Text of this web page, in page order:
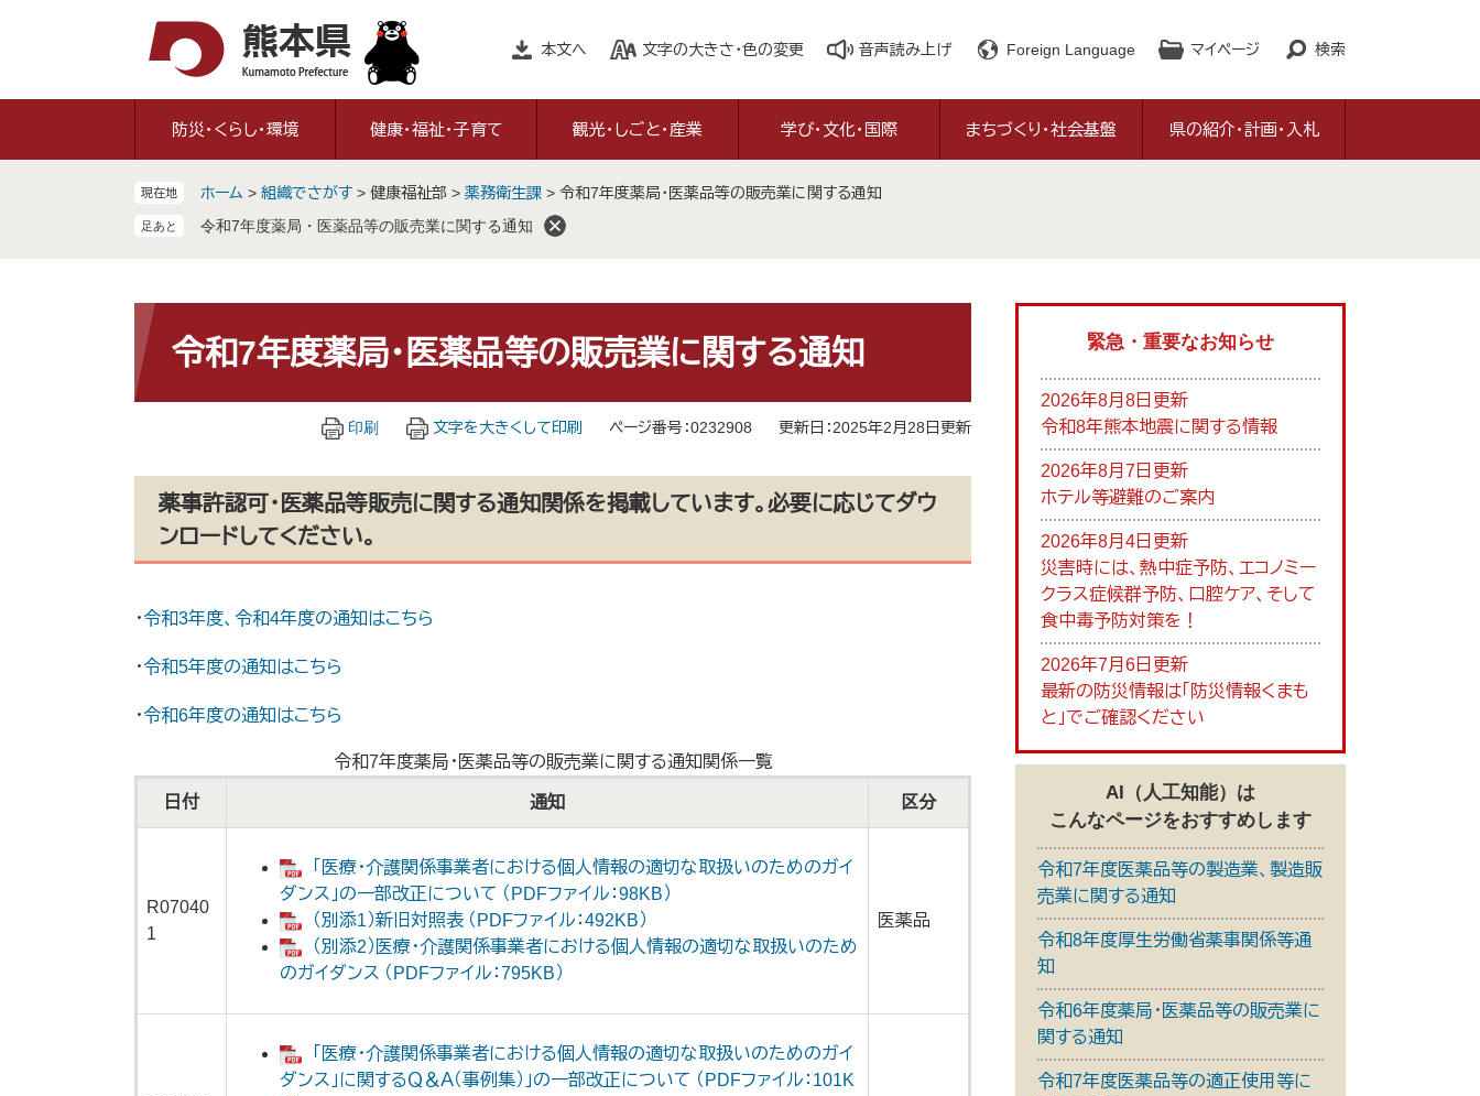
本文へ 文字の大きさ・色の変更 音声読み上げ Foreign Language マイページ 検索
防災・くらし・環境 健康・福祉・子育て 観光・しごと・産業 学び・文化・国際 まちづくり・社会基盤 県の紹介・計画・入札
現在地 ホーム > 組織でさがす > 健康福祉部 > 薬務衛生課 > 令和7年度薬局・医薬品等の販売業に関する通知
令和7年度薬局・医薬品等の販売業に関する通知
文
令和7年度薬局・医薬品等の販売業に関する通知
印刷 文字を大きくして印刷 ページ番号：0232908 更新日：2025年2月28日更新
薬事許認可・医薬品等販売に関する通知関係を掲載しています。必要に応じてダウ
ンロードしてください。
・令和3年度、令和4年度の通知はこちら
・令和5年度の通知はこちら
・令和6年度の通知はこちら
令和7年度薬局・医薬品等の販売業に関する通知関係一覧
日付 通知 区分
R07040
1
「医療・介護関係事業者における個人情報の適切な取扱いのためのガイ
ダンス」の一部改正について （PDFファイル：98KB）
（別添1）新旧対照表 （PDFファイル：492KB）
（別添2）医療・介護関係事業者における個人情報の適切な取扱いのため
のガイダンス （PDFファイル：795KB）
医薬品
「医療・介護関係事業者における個人情報の適切な取扱いのためのガイ
ダンス」に関するＱ＆Ａ（事例集）」の一部改正について （PDFファイル：101K
緊急・重要なお知らせ
2026年8月8日更新
令和8年熊本地震に関する情報
2026年8月7日更新
ホテル等避難のご案内
2026年8月4日更新
災害時には、熱中症予防、エコノミー
クラス症候群予防、口腔ケア、そして
食中毒予防対策を！
2026年7月6日更新
最新の防災情報は「防災情報くまも
と」でご確認ください
AI（人工知能）は
こんなページをおすすめします
令和7年度医薬品等の製造業、製造販
売業に関する通知
令和8年度厚生労働省薬事関係等通
知
令和6年度薬局・医薬品等の販売業に
関する通知
令和7年度医薬品等の適正使用等に